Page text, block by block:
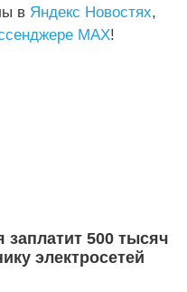
в Яндекс Новостях,
MAX!
500 тысяч
электросетей